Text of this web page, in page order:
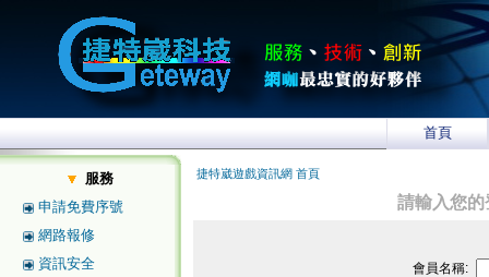
首頁
服務
申請免費序號
網路報修
資訊安全
捷特崴遊戲資訊網 首頁
請輸入您
會員名稱: